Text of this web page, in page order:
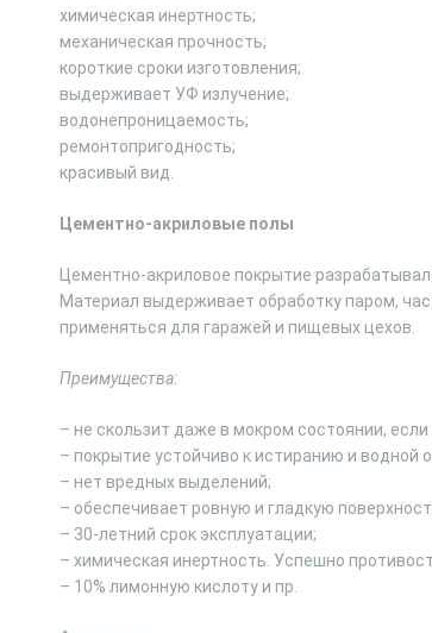
химическая инертность;
механическая прочность;
короткие сроки изготовления;
выдерживает УФ излучение;
водонепроницаемость;
ремонтопригодность;
красивый вид.
Цементно-акриловые полы
Цементно-акриловое покрытие
Материал выдерживает обработку паром,
применяться для гаражей и пищевых цехов.
Преимущества:
– не скользит даже в мокром состоянии,
– покрытие устойчиво к истиранию и водной
– нет вредных выделений;
– обеспечивает ровную и гладкую
– 30-летний срок эксплуатации;
– химическая инертность. Успешно
– 10% лимонную кислоту и пр.